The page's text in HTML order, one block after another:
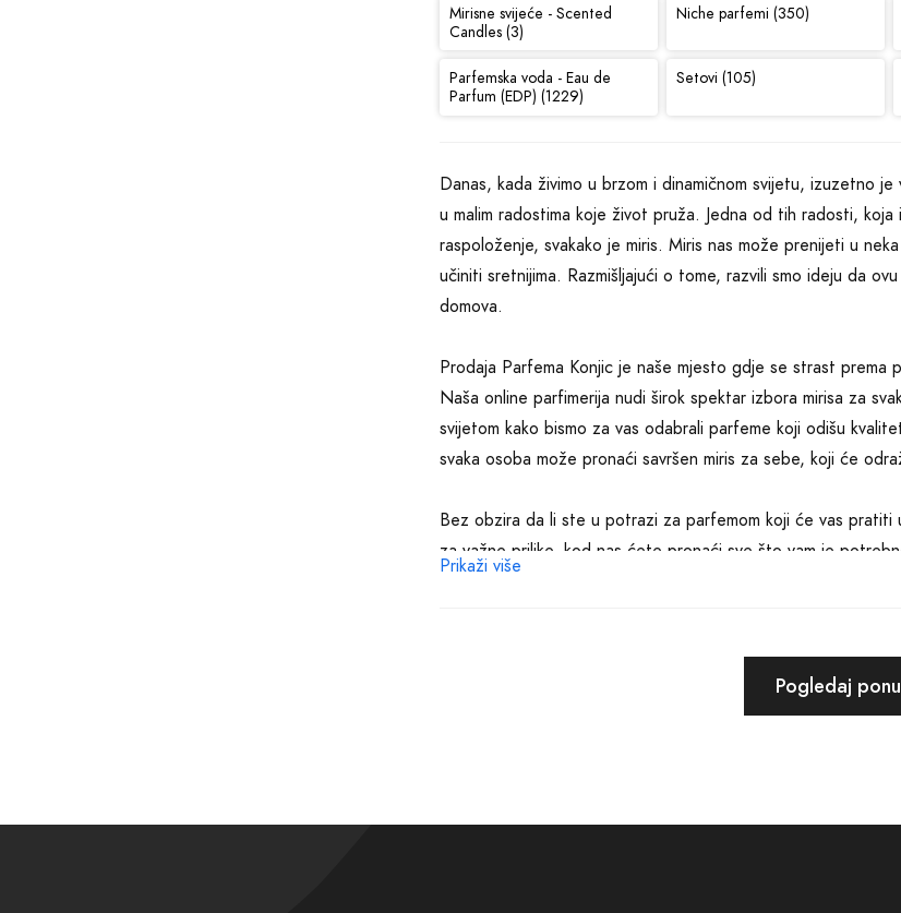
Mirisne svijeće - Scented
Candles (3)
Niche parfemi (350)
Parfemska voda - Eau de
Parfum (EDP) (1229)
Setovi (105)
Danas, kada živimo u brzom i dinamičnom svijetu, izuzetno
u malim radostima koje život pruža. Jedna od tih radosti,
raspoloženje, svakako je miris. Miris nas može prenijeti u
učiniti sretnijima. Razmišljajući o tome, razvili smo ideju da
domova.
Prodaja Parfema Konjic je naše mjesto gdje se strast prema
Naša online parfimerija nudi širok spektar izbora mirisa za
svijetom kako bismo za vas odabrali parfeme koji odišu
svaka osoba može pronaći savršen miris za sebe, koji će
Bez obzira da li ste u potrazi za parfemom koji će vas pratiti
za važne prilike, kod nas ćete pronaći sve što vam je
Kupovina parfema nikada nije bila jednostavnija. Uz samo
najnovije trendove u svijetu parfema i odabrati onaj koji
Zašto birati nas? Zato što mi stvarno vjerujemo u moć mirisa
Prikaži više
Pogledaj